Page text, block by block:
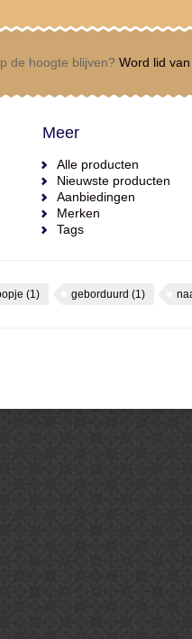
de hoogte blijven? Word lid
Meer
Alle producten
Nieuwste producten
Aanbiedingen
Merken
Tags
(1) geborduurd (1)